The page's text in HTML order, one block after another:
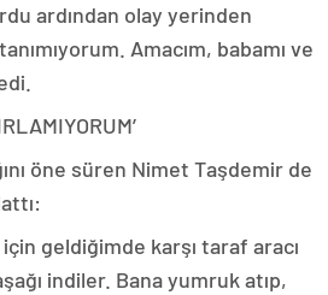
ardından olay yerinden
Amacım, babamı ve
öne süren Nimet Taşdemir de
için geldiğimde karşı taraf aracı
indiler. Bana yumruk atıp,